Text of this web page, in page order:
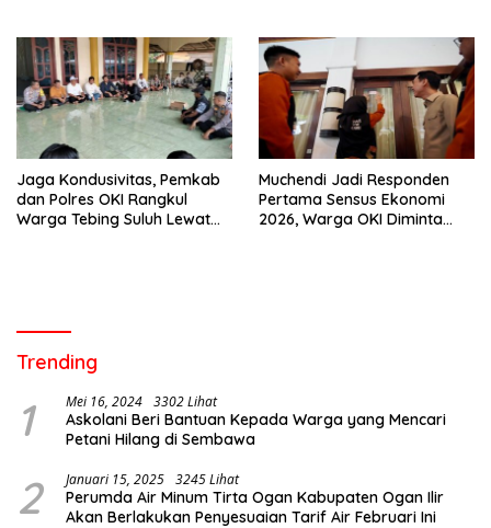
Jaga Kondusivitas, Pemkab
dan Polres OKI Rangkul
Warga Tebing Suluh Lewat
Muchendi Jadi Responden
Pertama Sensus Ekonomi
2026, Warga OKI Diminta
Trending
1 Mei 16, 2024 3302 Lihat
Askolani Beri Bantuan Kepada Warga yang Mencari
Petani Hilang di Sembawa
2 Januari 15, 2025 3245 Lihat
Perumda Air Minum Tirta Ogan Kabupaten Ogan Ilir
Akan Berlakukan Penyesuaian Tarif Air Februari Ini